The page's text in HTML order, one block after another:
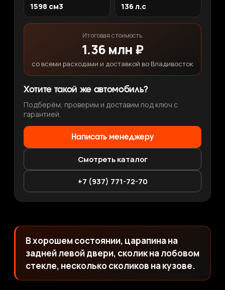
1598 см3 136 л.с
Итоговая стоимость
1.36 млн ₽
со всеми расходами и доставкой во Владивосток
Хотите такой же автомобиль?
Подберём, проверим и доставим под ключ с
гарантией.
Написать менеджеру
Смотреть каталог
+7 (937) 771-72-70
В хорошем состоянии, царапина на
задней левой двери, сколик на лобовом
стекле, несколько сколиков на кузове.